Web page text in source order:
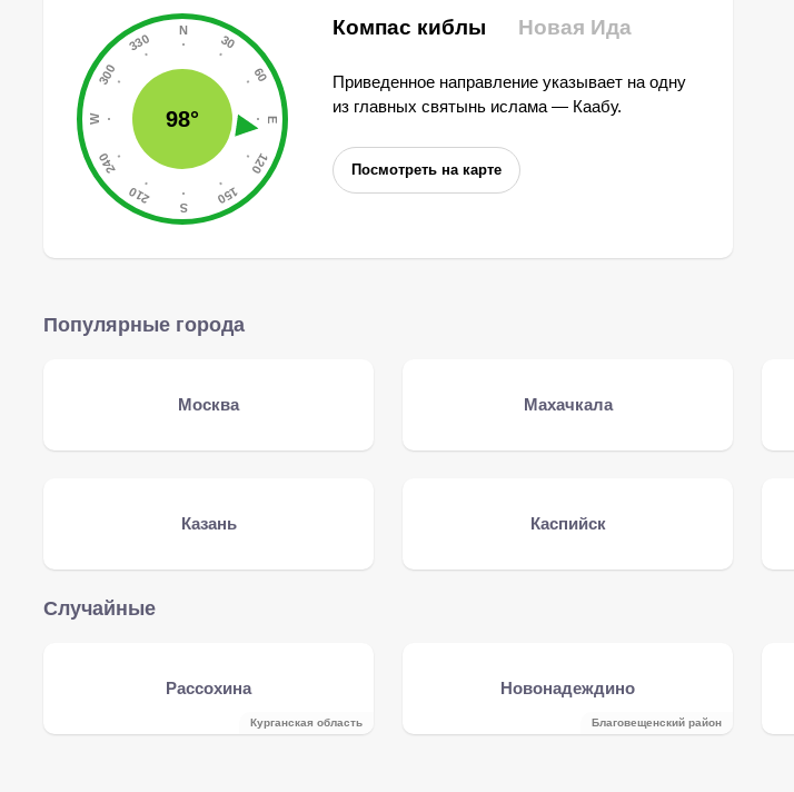
98°
Компас киблы Новая Ида
Приведенное направление указывает на одну
из главных святынь ислама — Каабу.
Посмотреть на карте
Популярные города
Москва Махачкала
Казань Каспийск
Случайные
Рассохина
Курганская область
Новонадеждино
Благовещенский район